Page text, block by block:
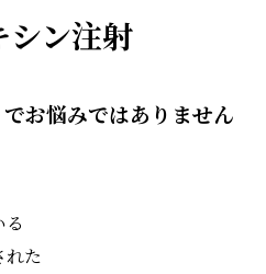
シン注射
お悩みではありません
れた